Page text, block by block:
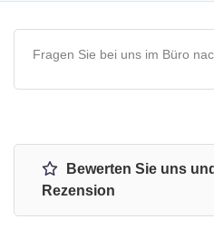
Fragen Sie bei uns im Büro
Bewerten Sie uns
Rezension